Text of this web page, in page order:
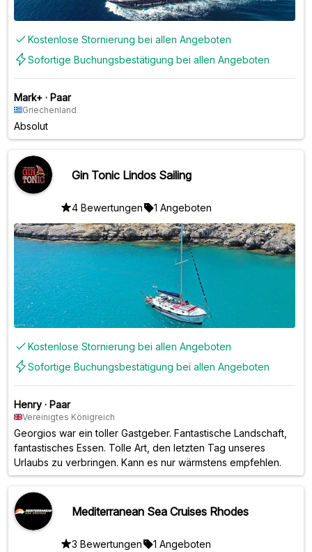
Kostenlose Stornierung bei allen Angeboten
Sofortige Buchungsbestätigung bei allen Angeboten
Mark+ · Paar
Griechenland
Absolut
Gin Tonic Lindos Sailing
4 Bewertungen 1 Angeboten
Kostenlose Stornierung bei allen Angeboten
Sofortige Buchungsbestätigung bei allen Angeboten
Henry · Paar
Vereinigtes Königreich
Georgios war ein toller Gastgeber. Fantastische Landschaft,
fantastisches Essen. Tolle Art, den letzten Tag unseres
Urlaubs zu verbringen. Kann es nur wärmstens empfehlen.
Mediterranean Sea Cruises Rhodes
3 Bewertungen 1 Angeboten